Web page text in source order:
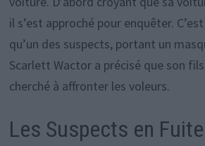
il s’est approché pour enquêter.
qu’un des suspects, portant un
Scarlett Wactor a précisé que son fils
cherché à affronter les voleurs.
Les Suspects en Fuite